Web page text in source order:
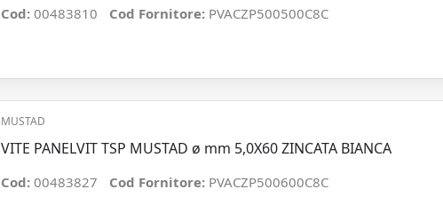
Cod: 00483810 Cod Fornitore: PVACZP500500C8C
MUSTAD
VITE PANELVIT TSP MUSTAD ø mm 5,0X60 ZINCATA BIANCA
Cod: 00483827 Cod Fornitore: PVACZP500600C8C